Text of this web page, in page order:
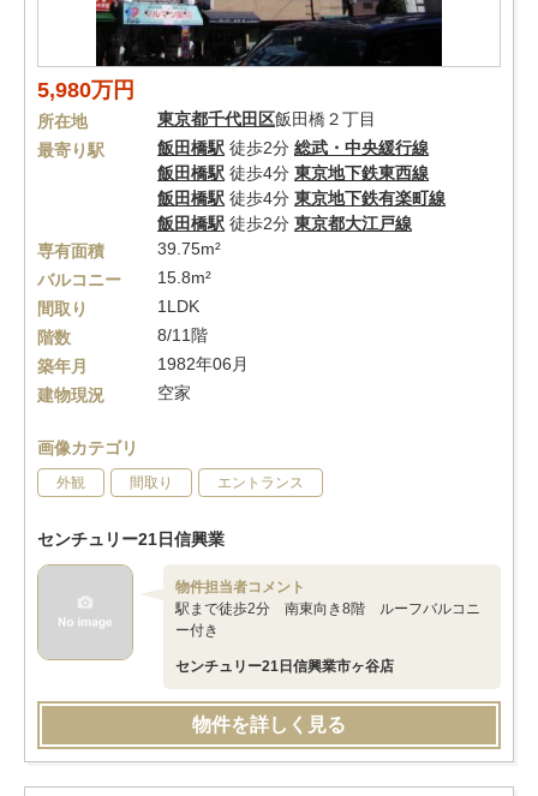
5,980万円
所在地 東京都千代田区飯田橋２丁目
最寄り駅
飯田橋駅 徒歩2分 総武・中央緩行線
飯田橋駅 徒歩4分 東京地下鉄東西線
飯田橋駅 徒歩4分 東京地下鉄有楽町線
飯田橋駅 徒歩2分 東京都大江戸線
専有面積
39.75m²
バルコニー
15.8m²
間取り
1LDK
階数
8/11階
築年月
1982年06月
建物現況
空家
画像カテゴリ
外観 間取り エントランス
センチュリー21日信興業
物件担当者コメント
駅まで徒歩2分 南東向き8階 ルーフバルコニ
ー付き
センチュリー21日信興業市ヶ谷店
物件を詳しく見る